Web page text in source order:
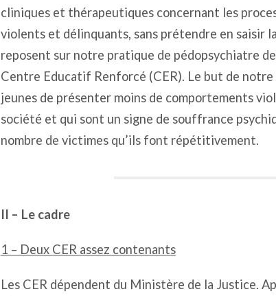
cliniques et thérapeutiques concernant les
violents et délinquants, sans prétendre en saisir
reposent sur notre pratique de pédopsychiatre
Centre Educatif Renforcé (CER). Le but de
jeunes de présenter moins de comportements
société et qui sont un signe de souffrance
nombre de victimes qu’ils font répétitivement.
II – Le cadre
1 – Deux CER assez contenants
Les CER dépendent du Ministère de la Justice.